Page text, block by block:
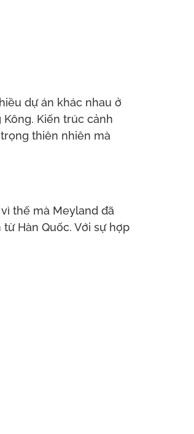
dự án khác nhau ở
Kiến trúc cảnh
thiên nhiên mà
thế mà Meyland đã
Hàn Quốc. Với sự hợp